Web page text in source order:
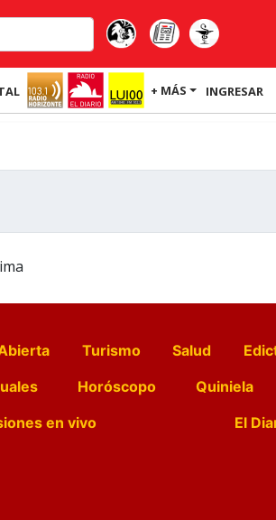
+ MÁS INGRESAR
Turismo Salud
Horóscopo Quiniela
en vivo El